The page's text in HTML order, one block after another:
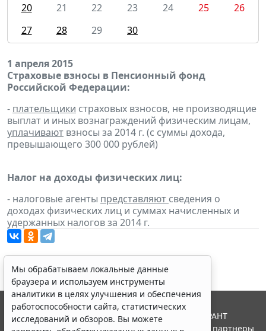
20
21 22 23 24 25
26
27
28 29 30
1 апреля 2015
Страховые взносы в Пенсионный фонд
Российской Федерации:
- плательщики страховых взносов, не производящие
выплат и иных вознаграждений физическим лицам,
уплачивают взносы за 2014 г. (с суммы дохода,
превышающего 300 000 рублей)
Налог на доходы физических лиц:
- налоговые агенты представляют сведения о
доходах физических лиц и суммах начисленных и
удержанных налогов за 2014 г.
Мы обрабатываем локальные данные
браузера и используем инструменты
аналитики в целях улучшения и обеспечения
работоспособности сайта, статистических
исследований и обзоров. Вы можете
© ООО "НПП "ГАРАНТ-СЕРВИС", 2026. Система ГАРАНТ
выпускается с 1990 года. Компания "Гарант" и ее партнеры